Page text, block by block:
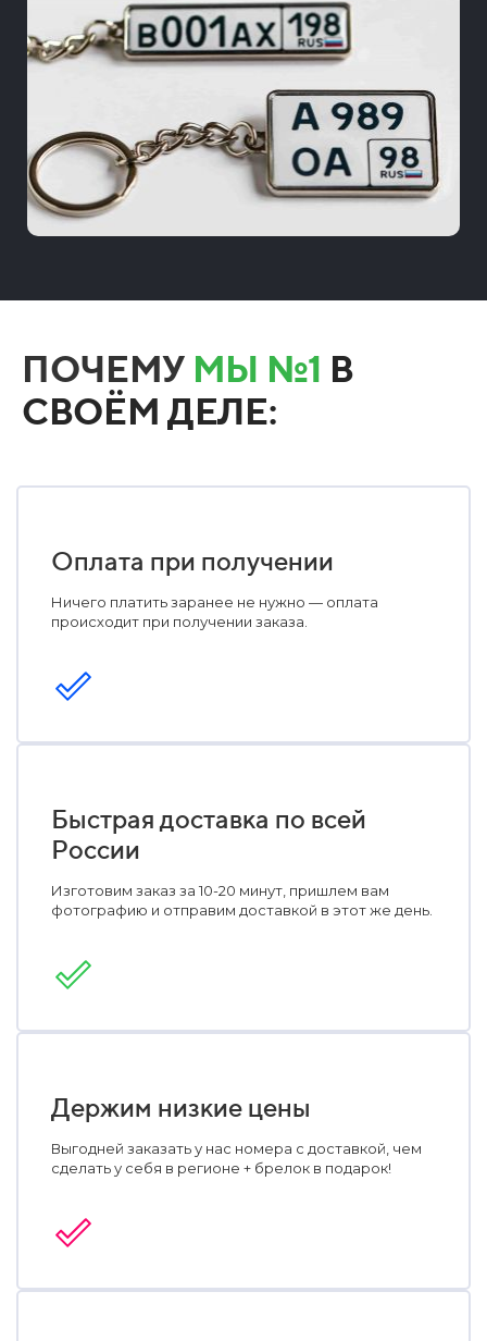
ПОЧЕМУ МЫ №1 В
СВОЁМ ДЕЛЕ:
Оплата при получении
Ничего платить заранее не нужно — оплата
происходит при получении заказа.
Быстрая доставка по всей
России
Изготовим заказ за 10-20 минут, пришлем вам
фотографию и отправим доставкой в этот же день.
Держим низкие цены
Выгодней заказать у нас номера с доставкой, чем
сделать у себя в регионе + брелок в подарок!